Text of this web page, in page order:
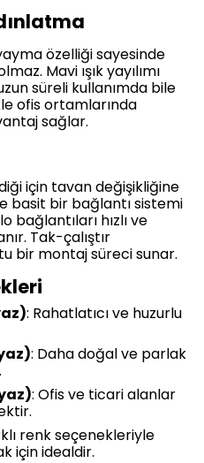
özelliği sayesinde
Mavi ışık yayılımı
süreli kullanımda bile
ofis ortamlarında
sağlar.
için tavan değişikliğine
basit bir bağlantı sistemi
bağlantıları hızlı ve
Tak-çalıştır
bir montaj süreci sunar.
: Rahatlatıcı ve huzurlu
: Daha doğal ve parlak
: Ofis ve ticari alanlar
renk seçenekleriyle
için idealdir.